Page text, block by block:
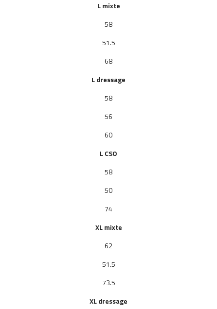
L mixte
58
51.5
68
L dressage
58
56
60
LCSO
58
50
74
XL mixte
62
51.5
73.5
XL dressage